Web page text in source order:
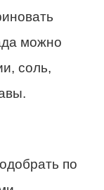
можно
соль,
по